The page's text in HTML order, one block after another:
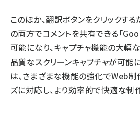
このほか、翻訳ボタンをクリックす
の両方でコメントを共有できる「
可能になり、キャプチャ機能の大幅
品質なスクリーンキャプチャが可能
は、さまざまな機能の強化でWeb
ズに対応し、より効率的で快適な制